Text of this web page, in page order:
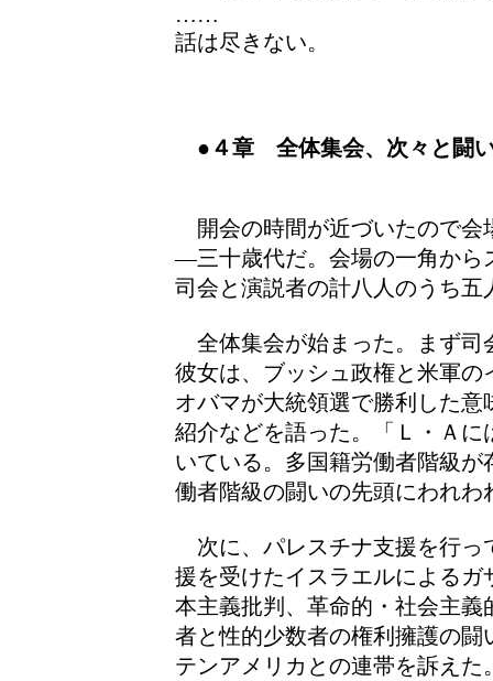
……
話は尽きない。
●４章 全体集会、次々と闘
開会の時間が近づいたので会
―三十歳代だ。会場の一角から
司会と演説者の計八人のうち五
全体集会が始まった。まず司
彼女は、ブッシュ政権と米軍
オバマが大統領選で勝利した
紹介などを語った。「Ｌ・Ａ
いている。多国籍労働者階級
働者階級の闘いの先頭にわれわ
次に、パレスチナ支援を行っ
援を受けたイスラエルによる
本主義批判、革命的・社会主
者と性的少数者の権利擁護の
テンアメリカとの連帯を訴えた